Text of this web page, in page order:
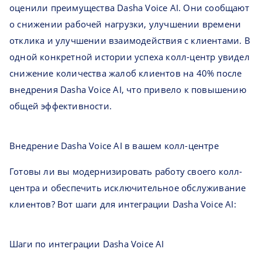
оценили преимущества Dasha Voice AI. Они сообщают
о снижении рабочей нагрузки, улучшении времени
отклика и улучшении взаимодействия с клиентами. В
одной конкретной истории успеха колл-центр увидел
снижение количества жалоб клиентов на 40% после
внедрения Dasha Voice AI, что привело к повышению
общей эффективности.
Внедрение Dasha Voice AI в вашем колл-центре
Готовы ли вы модернизировать работу своего колл-
центра и обеспечить исключительное обслуживание
клиентов? Вот шаги для интеграции Dasha Voice AI:
Шаги по интеграции Dasha Voice AI